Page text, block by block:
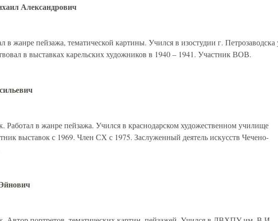
Александрович
в жанре пейзажа, тематической картины. Учился в изостудии г. Петрозаводска
в выставках карельских художников в 1940 – 1941. Участник ВОВ.
Работал в жанре пейзажа. Учился в краснодарском художественном училище
выставок с 1969. Член СХ с 1975. Заслуженный деятель искусств Чечено-